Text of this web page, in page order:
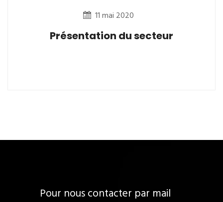
11 mai 2020
Présentation du secteur
Pour nous contacter par mail